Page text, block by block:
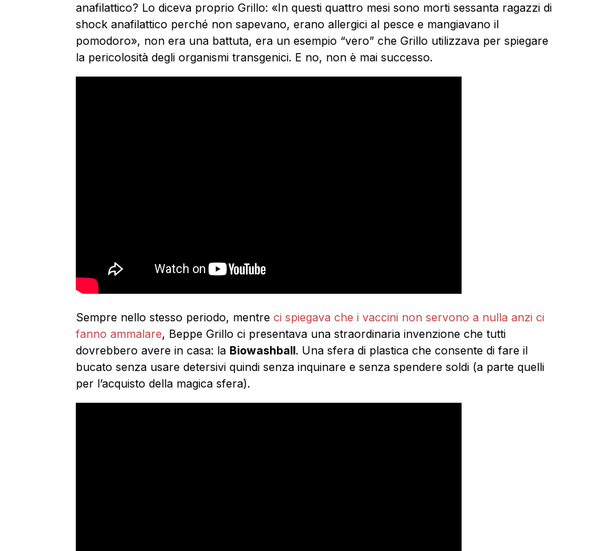
anafilattico? Lo diceva proprio Grillo: «In questi quattro mesi sono morti sessanta ragazzi di
shock anafilattico perché non sapevano, erano allergici al pesce e mangiavano il
pomodoro», non era una battuta, era un esempio “vero” che Grillo utilizzava per spiegare
la pericolosità degli organismi transgenici. E no, non è mai successo.
Sempre nello stesso periodo, mentre ci spiegava che i vaccini non servono a nulla anzi ci
fanno ammalare, Beppe Grillo ci presentava una straordinaria invenzione che tutti
dovrebbero avere in casa: la Biowashball. Una sfera di plastica che consente di fare il
bucato senza usare detersivi quindi senza inquinare e senza spendere soldi (a parte quelli
per l’acquisto della magica sfera).